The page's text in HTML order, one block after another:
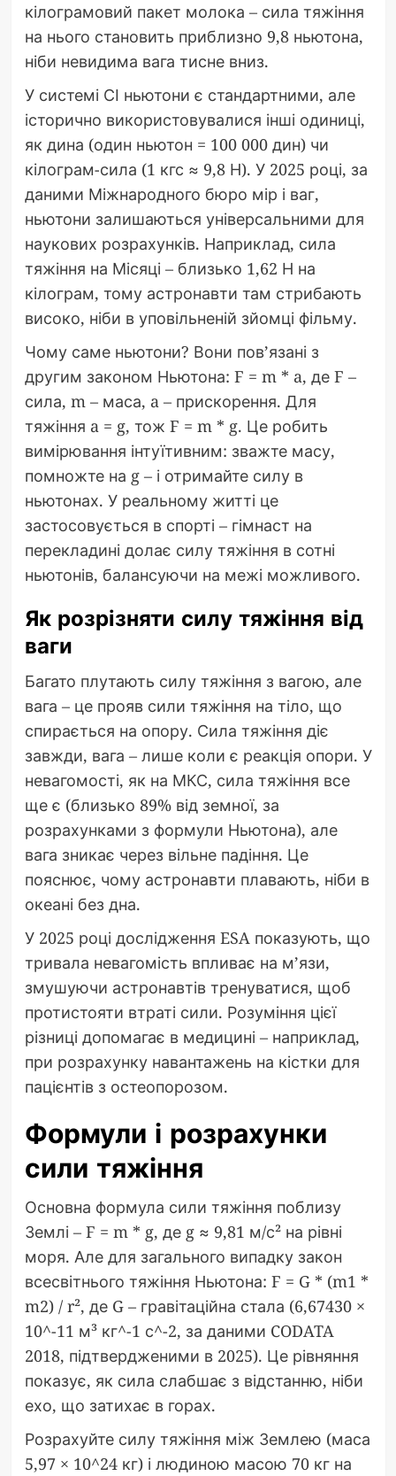
кілограмовий пакет молока – сила тяжіння
на нього становить приблизно 9,8 ньютона,
ніби невидима вага тисне вниз.
У системі СІ ньютони є стандартними, але
історично використовувалися інші одиниці,
як дина (один ньютон = 100 000 дин) чи
кілограм-сила (1 кгс ≈ 9,8 Н). У 2025 році, за
даними Міжнародного бюро мір і ваг,
ньютони залишаються універсальними для
наукових розрахунків. Наприклад, сила
тяжіння на Місяці – близько 1,62 Н на
кілограм, тому астронавти там стрибають
високо, ніби в уповільненій зйомці фільму.
Чому саме ньютони? Вони пов’язані з
другим законом Ньютона: F = m * a, де F –
сила, m – маса, a – прискорення. Для
тяжіння a = g, тож F = m * g. Це робить
вимірювання інтуїтивним: зважте масу,
помножте на g – і отримайте силу в
ньютонах. У реальному житті це
застосовується в спорті – гімнаст на
перекладині долає силу тяжіння в сотні
ньютонів, балансуючи на межі можливого.
Як розрізняти силу тяжіння від
ваги
Багато плутають силу тяжіння з вагою, але
вага – це прояв сили тяжіння на тіло, що
спирається на опору. Сила тяжіння діє
завжди, вага – лише коли є реакція опори. У
невагомості, як на МКС, сила тяжіння все
ще є (близько 89% від земної, за
розрахунками з формули Ньютона), але
вага зникає через вільне падіння. Це
пояснює, чому астронавти плавають, ніби в
океані без дна.
У 2025 році дослідження ESA показують, що
тривала невагомість впливає на м’язи,
змушуючи астронавтів тренуватися, щоб
протистояти втраті сили. Розуміння цієї
різниці допомагає в медицині – наприклад,
при розрахунку навантажень на кістки для
пацієнтів з остеопорозом.
Формули і розрахунки
сили тяжіння
Основна формула сили тяжіння поблизу
Землі – F = m * g, де g ≈ 9,81 м/с² на рівні
моря. Але для загального випадку закон
всесвітнього тяжіння Ньютона: F = G * (m1 *
m2) / r², де G – гравітаційна стала (6,67430 ×
10^-11 м³ кг^-1 с^-2, за даними CODATA
2018, підтвердженими в 2025). Це рівняння
показує, як сила слабшає з відстанню, ніби
ехо, що затихає в горах.
Розрахуйте силу тяжіння між Землею (маса
5,97 × 10^24 кг) і людиною масою 70 кг на